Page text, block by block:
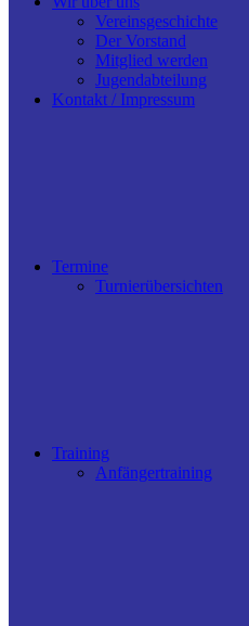
Vereinsgeschichte
Der Vorstand
Mitglied werden
Jugendabteilung
Kontakt / Impressum
Termine
Turnierübersichten
Training
Anfängertraining